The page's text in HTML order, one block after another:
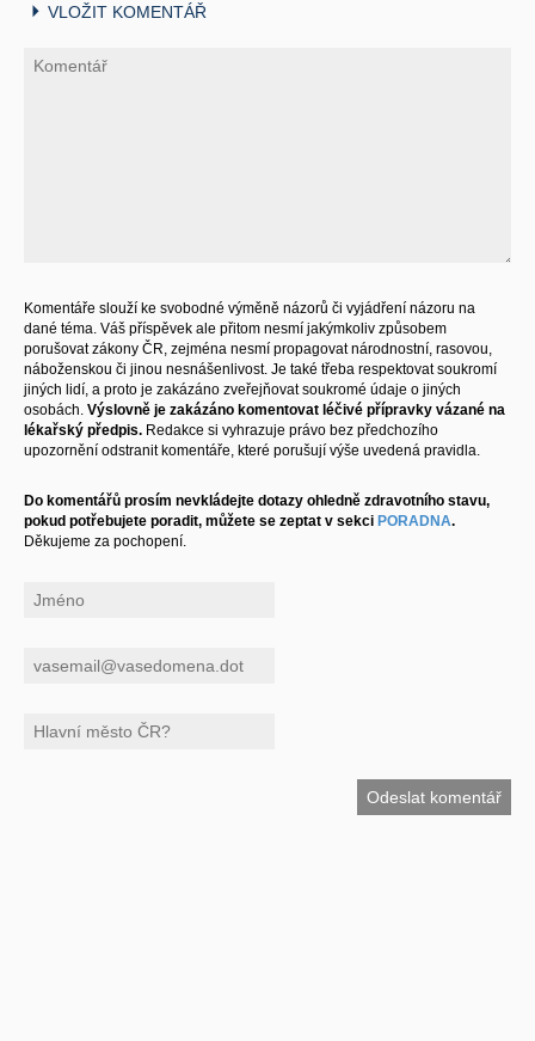
VLOŽIT KOMENTÁŘ
Komentáře slouží ke svobodné výměně názorů či vyjádření názoru na
dané téma. Váš příspěvek ale přitom nesmí jakýmkoliv způsobem
porušovat zákony ČR, zejména nesmí propagovat národnostní, rasovou,
náboženskou či jinou nesnášenlivost. Je také třeba respektovat soukromí
jiných lidí, a proto je zakázáno zveřejňovat soukromé údaje o jiných
osobách. Výslovně je zakázáno komentovat léčivé přípravky vázané na
lékařský předpis. Redakce si vyhrazuje právo bez předchozího
upozornění odstranit komentáře, které porušují výše uvedená pravidla.
Do komentářů prosím nevkládejte dotazy ohledně zdravotního stavu,
pokud potřebujete poradit, můžete se zeptat v sekci PORADNA.
Děkujeme za pochopení.